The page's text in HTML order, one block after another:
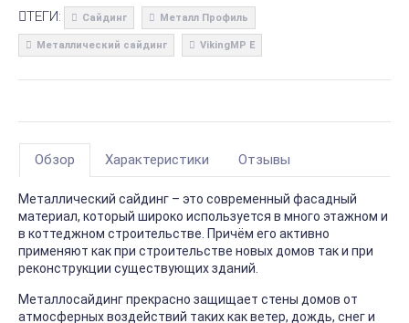
ТЕГИ: Сайдинг Металл Профиль
Металлический сайдинг VikingMP E
Обзор Характеристики Отзывы
Металлический сайдинг – это современный фасадный
материал, который широко используется в много этажном и
в коттеджном строительстве. Причём его активно
применяют как при строительстве новых домов так и при
реконструкции существующих зданий.
Металлосайдинг прекрасно защищает стены домов от
атмосферных воздействий таких как ветер, дождь, снег и